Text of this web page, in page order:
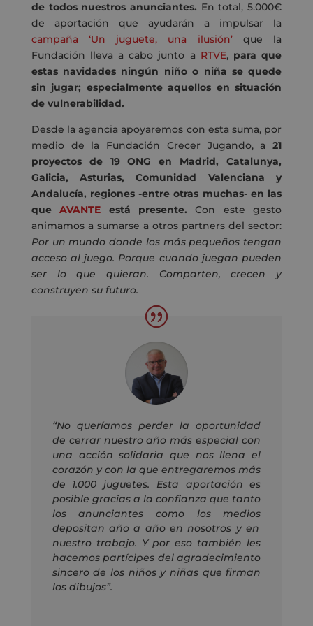
de todos nuestros anunciantes. En total, 5.000€
de aportación que ayudarán a impulsar la
campaña ‘Un juguete, una ilusión’que la
Fundación lleva a cabo junto a RTVE, para que
estas navidades ningún niño o niña se quede
sin jugar; especialmente aquellos en situación
de vulnerabilidad.
Desde la agencia apoyaremos con esta suma, por
medio de la Fundación Crecer Jugando, a21
proyectos de 19 ONG en Madrid, Catalunya,
Galicia, Asturias, Comunidad Valenciana y
Andalucía, regiones -entre otras muchas- en las
queAVANTE está presente. Con este gesto
animamos a sumarse a otros partners del sector:
Por un mundo donde los más pequeños tengan
acceso al juego. Porque cuando juegan pueden
ser lo que quieran. Comparten, crecen y
construyen su futuro.
“No queríamos perder la oportunidad
de cerrar nuestro año más especial con
una acción solidaria que nos llena el
corazón y con la que entregaremos más
de 1.000 juguetes. Esta aportación es
posible gracias a la confianza que tanto
los anunciantes como los medios
depositan año a año en nosotros y en
nuestro trabajo. Y por eso también les
hacemos partícipes del agradecimiento
sincero delos niños y niñasque firman
los dibujos”.